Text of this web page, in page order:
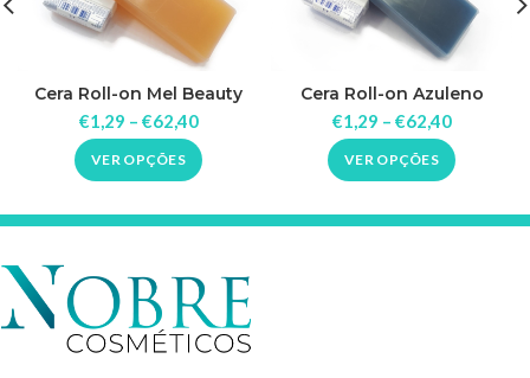
Cera Roll-on Mel Beauty
Image
€1,29 – €62,40
VER OPÇÕES
Cera Roll-on Azuleno
Beauty Image
€1,29 – €62,40
VER OPÇÕES